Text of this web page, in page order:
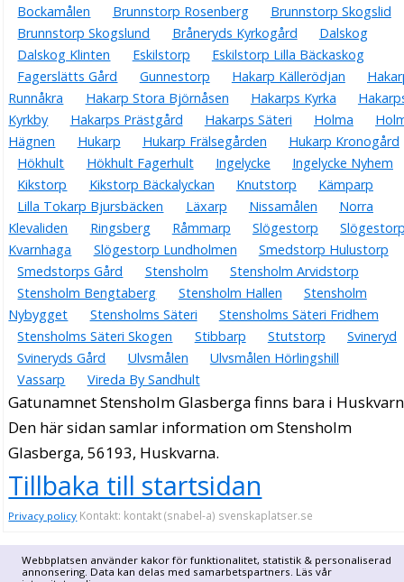
Webbplatsen använder kakor för funktionalitet, statistik & personaliserad
annonsering. Data kan delas med samarbetspartners. Läs vår
Bockamålen
Brunnstorp Rosenberg
Brunnstorp Skogslid
Brunnstorp Skogslund
Bråneryds Kyrkogård
Dalskog
Dalskog Klinten
Eskilstorp
Eskilstorp Lilla Bäckaskog
Fagerslätts Gård
Gunnestorp Hakarp Källerödjan
Runnåkra
Hakarp Stora Björnåsen Hakarps Kyrka
Kyrkby
Hakarps Prästgård Hakarps Säteri Holma
Hägnen
Hukarp Hukarp Frälsegården
Hukarp Kronogård
Hökhult
Hökhult Fagerhult Ingelycke
Ingelycke Nyhem
Kikstorp
Kikstorp Bäckalyckan Knutstorp
Kämparp
Lilla Tokarp Bjursbäcken
Läxarp Nissamålen
Norra
Klevaliden
Ringsberg Råmmarp Slögestorp
Kvarnhaga
Slögestorp Lundholmen
Smedstorp Hulustorp
Smedstorps Gård
Stensholm
Stensholm Arvidstorp
Stensholm Bengtaberg
Stensholm Hallen
Stensholm
Nybygget
Stensholms Säteri
Stensholms Säteri Fridhem
Stensholms Säteri Skogen
Stibbarp Stutstorp
Svineryd
Svineryds Gård
Ulvsmålen
Ulvsmålen Hörlingshill
Vassarp
Vireda By Sandhult
Gatunamnet Stensholm Glasberga finns bara i
Den här sidan samlar information om Stensholm
Glasberga, 56193, Huskvarna.
Tillbaka till startsidan
Privacy policy Kontakt: kontakt (snabel-a) svenskaplatser.se